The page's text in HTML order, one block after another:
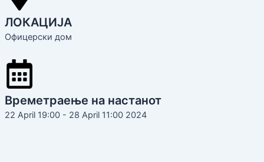
ЛОКАЦИЈА
Офицерски дом
Времетраење на настанот
22 April 19:00 - 28 April 11:00 2024